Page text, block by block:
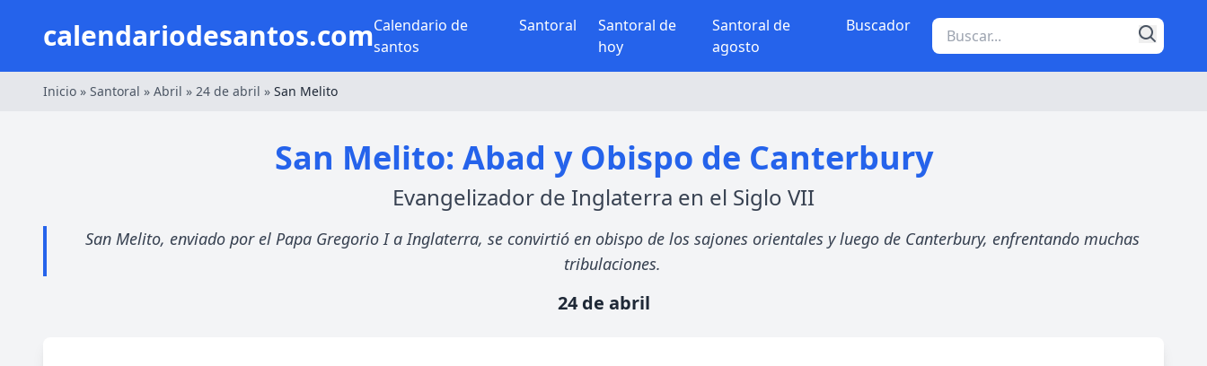
calendariodesantos.comCalendario de
santos
Santoral
Santoral de
hoy
Santoral de
agosto
Buscador
Inicio » Santoral » Abril » 24 de abril » San Melito
San Melito: Abad y Obispo de Canterbury
Evangelizador de Inglaterra en el Siglo VII
San Melito, enviado por el Papa Gregorio I a Inglaterra, se convirtió en obispo de los sajones orientales y luego de Canterbury, enfrentando muchas
tribulaciones.
24 de abril